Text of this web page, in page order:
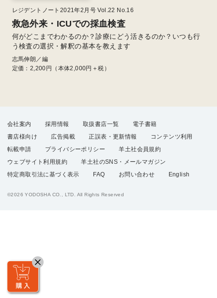
レジデントノート2021年2月号 Vol.22 No.16
救急外来・ICUでの採血検査
何がどこまでわかるのか？診療にどう活きるのか？いつも行
う検査の選択・解釈の基本を教えます
志馬伸朗／編
定価： 2,200 円（本体2,000円＋税）
会社案内 採用情報 取扱書店一覧
電子書籍
書店様向け
広告掲載 正誤表・更新情報
コンテンツ利用
転載申請
プライバシーポリシー
羊土社会員規約
ウェブサイト利用規約
羊土社のSNS・メールマガジン
特定商取引法に基づく表示
FAQ お問い合わせ English
©2026 YODOSHA CO., LTD. All Rights Reserved